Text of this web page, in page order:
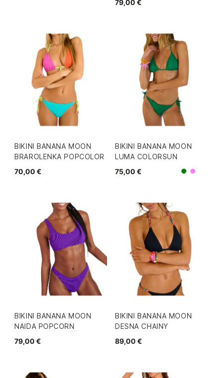
79,00 €
BIKINI BANANA MOON
BRAROLENKA POPCOLOR
70,00 €
BIKINI BANANA MOON
LUMA COLORSUN
75,00 €
Verde
BIKINI BANANA MOON
NAIDA POPCORN
79,00 €
BIKINI BANANA MOON
DESNA CHAINY
89,00 €